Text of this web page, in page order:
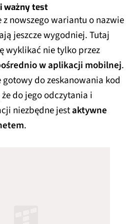
ważny test
nowszego wariantu o nazwie
jeszcze wygodniej. Tutaj
wyklikać nie tylko przez
w aplikacji mobilnej.
do zeskanowania kod
do jego odczytania i
niezbędne jestaktywne
.